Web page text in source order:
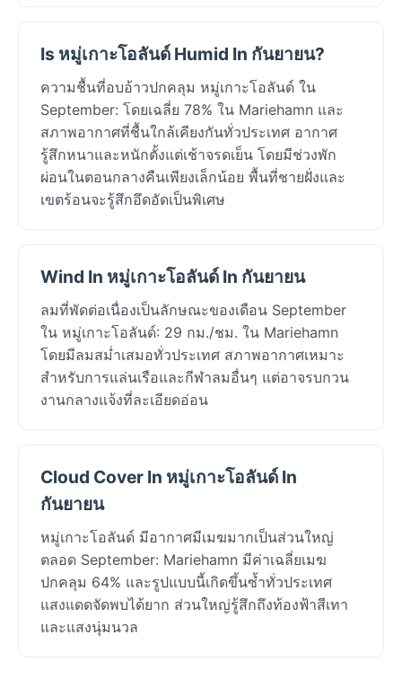
Is หมู่เกาะโอลันด์ Humid In กันยายน?
ความชื้นที่อบอ้าวปกคลุม หมู่เกาะโอลันด์ ใน
September: โดยเฉลี่ย 78% ใน Mariehamn และ
สภาพอากาศที่ชื้นใกล้เคียงกันทั่วประเทศ อากาศ
รู้สึกหนาและหนักตั้งแต่เช้าจรดเย็น โดยมีช่วงพัก
ผ่อนในตอนกลางคืนเพียงเล็กน้อย พื้นที่ชายฝั่งและ
เขตร้อนจะรู้สึกอึดอัดเป็นพิเศษ
Wind In หมู่เกาะโอลันด์ In กันยายน
ลมที่พัดต่อเนื่องเป็นลักษณะของเดือน September
ใน หมู่เกาะโอลันด์: 29 กม./ชม. ใน Mariehamn
โดยมีลมสม่ำเสมอทั่วประเทศ สภาพอากาศเหมาะ
สำหรับการแล่นเรือและกีฬาลมอื่นๆ แต่อาจรบกวน
งานกลางแจ้งที่ละเอียดอ่อน
Cloud Cover In หมู่เกาะโอลันด์ In
กันยายน
หมู่เกาะโอลันด์ มีอากาศมีเมฆมากเป็นส่วนใหญ่
ตลอด September: Mariehamn มีค่าเฉลี่ยเมฆ
ปกคลุม 64% และรูปแบบนี้เกิดขึ้นซ้ำทั่วประเทศ
แสงแดดจัดพบได้ยาก ส่วนใหญ่รู้สึกถึงท้องฟ้าสีเทา
และแสงนุ่มนวล